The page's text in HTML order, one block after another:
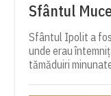
Sfântul
Sfântul Ipolit a
unde erau
tămăduiri